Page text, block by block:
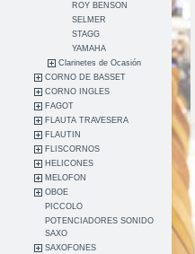
ROY BENSON
SELMER
STAGG
YAMAHA
Clarinetes de Ocasión
CORNO DE BASSET
CORNO INGLES
FAGOT
FLAUTA TRAVESERA
FLAUTIN
FLISCORNOS
HELICONES
MELOFON
OBOE
PICCOLO
POTENCIADORES SONIDO
SAXO
SAXOFONES